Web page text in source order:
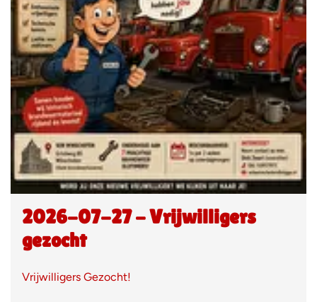
2026-07-27 - Vrijwilligers
gezocht
Vrijwilligers Gezocht!